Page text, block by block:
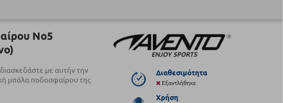
Νο5
με αυτήν την
μπάλα ποδοσφαίρου της
Διαθεσιμότητα
Εξαντλήθηκε
Χρήση